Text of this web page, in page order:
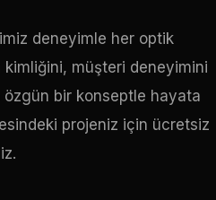
deneyimle her optik
kimliğini, müşteri deneyimini
bir konseptle hayata
projeniz için ücretsiz